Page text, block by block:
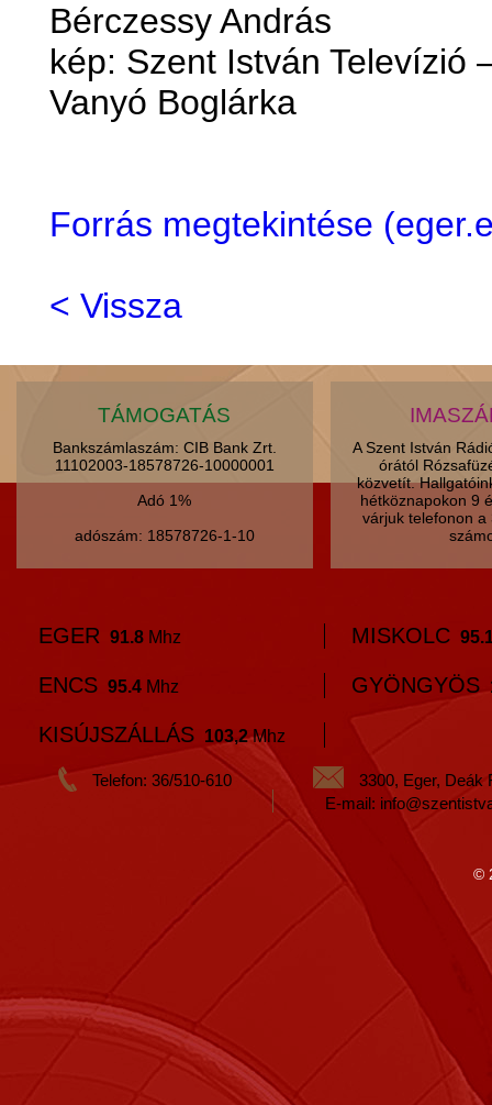
Bérczessy András
kép: Szent István Televízió
Vanyó Boglárka
Forrás megtekintése
< Vissza
TÁMOGATÁS
Bankszámlaszám: CIB Bank Zrt.
11102003-18578726-10000001
Adó 1%
adószám: 18578726-1-10
A Szent István
órától
közvetít.
hétköznapokon 9
várjuk telefonon
EGER 91.8 Mhz MISKOLC
ENCS 95.4 Mhz GYÖNGYÖS
KISÚJSZÁLLÁS 103,2Mhz
Telefon: 36/510-610
3300, Eger, Deák
E-mail:
©